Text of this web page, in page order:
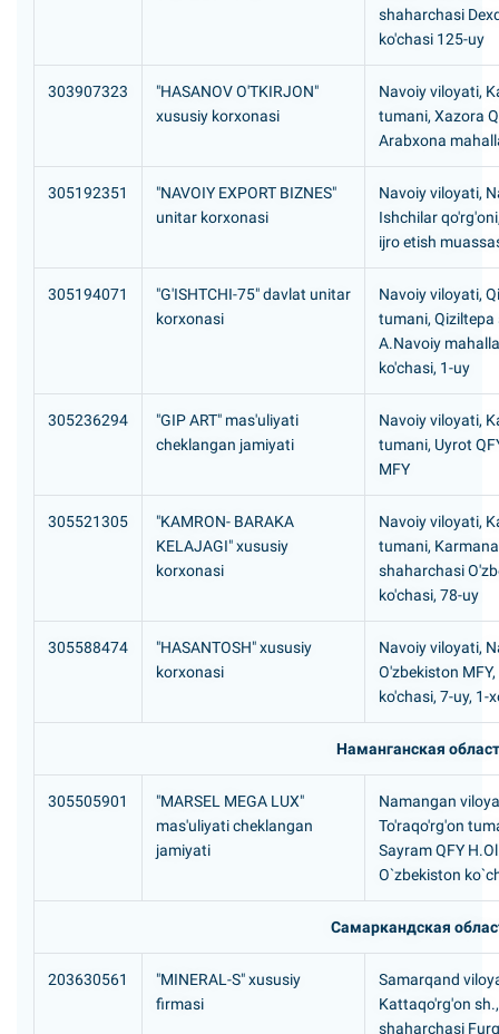
shaharchasi
ko'chasi 125-uy
303907323
"HASANOV O'TKIRJON"
xususiy korxonasi
Navoiy viloyati,
tumani, Xazora
Arabxona
305192351
"NAVOIY EXPORT BIZNES"
unitar korxonasi
Navoiy viloyati,
Ishchilar
ijro etish
305194071
"G'ISHTCHI-75" davlat unitar
korxonasi
Navoiy viloyati,
tumani, Qiziltepa
A.Navoiy
ko'chasi, 1-uy
305236294
"GIP ART" mas'uliyati
cheklangan jamiyati
Navoiy viloyati,
tumani, Uyrot
MFY
305521305
"KAMRON- BARAKA
KELAJAGI" xususiy
korxonasi
Navoiy viloyati,
tumani, Karmana
shaharchasi
ko'chasi, 78-uy
305588474
"HASANTOSH" xususiy
korxonasi
Navoiy viloyati,
O'zbekiston
ko'chasi, 7-uy, 1-
Наманганская
305505901
"MARSEL MEGA LUX"
mas'uliyati cheklangan
jamiyati
Namangan
To'raqo'rg'on
Sayram QFY
O`zbekiston
Самаркандская
203630561
"MINERAL-S" xususiy
firmasi
Samarqand
Kattaqo'rg'on
shaharchasi